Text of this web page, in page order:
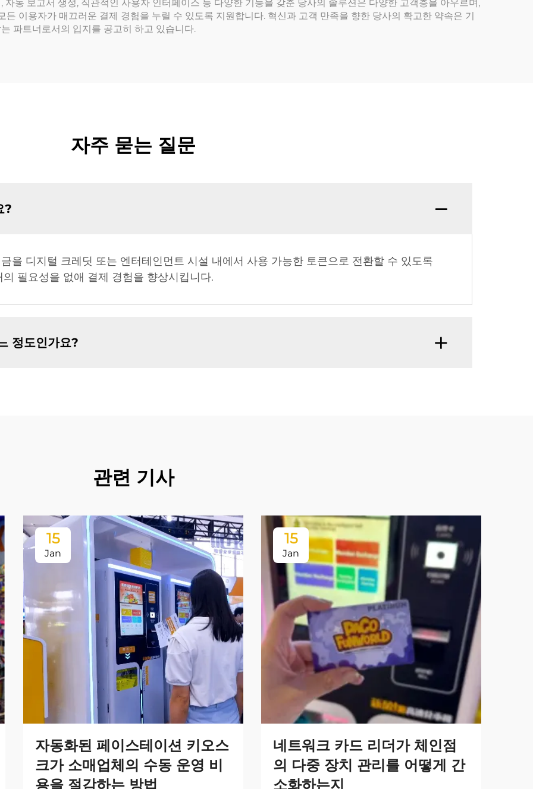
동 보고서 생성, 직관적인 사용자 인터페이스 등 다양한 기능을 갖춘 당사의 솔루션은 다양한 고객층을 아우르며,
이용자가 매끄러운 결제 경험을 누릴 수 있도록 지원합니다. 혁신과 고객 만족을 향한 당사의 확고한 약속은 기
파트너로서의 입지를 공고히 하고 있습니다.
자주 묻는 질문
?
을 디지털 크레딧 또는 엔터테인먼트 시설 내에서 사용 가능한 토큰으로 전환할 수 있도록
필요성을 없애 결제 경험을 향상시킵니다.
정도인가요?
관련 기사
15
Jan
자동화된 페이스테이션 키오스
크가 소매업체의 수동 운영 비
용을 절감하는 방법
15
Jan
네트워크 카드 리더가 체인점
의 다중 장치 관리를 어떻게 간
소화하는지